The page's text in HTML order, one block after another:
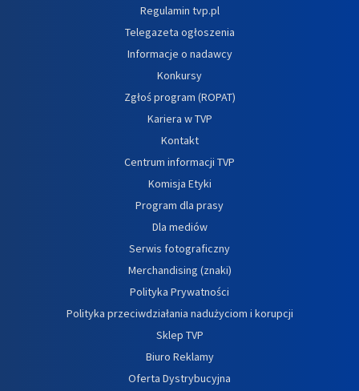
Regulamin tvp.pl
Telegazeta ogłoszenia
Informacje o nadawcy
Konkursy
Zgłoś program (ROPAT)
Kariera w TVP
Kontakt
Centrum informacji TVP
Komisja Etyki
Program dla prasy
Dla mediów
Serwis fotograficzny
Merchandising (znaki)
Polityka Prywatności
Polityka przeciwdziałania nadużyciom i korupcji
Sklep TVP
Biuro Reklamy
Oferta Dystrybucyjna